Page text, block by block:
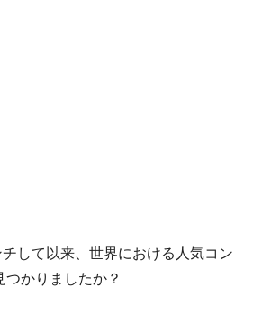
して以来、世界における人気コン
かりましたか？